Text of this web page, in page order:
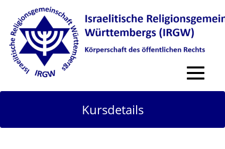
Toggle
Kursdetails